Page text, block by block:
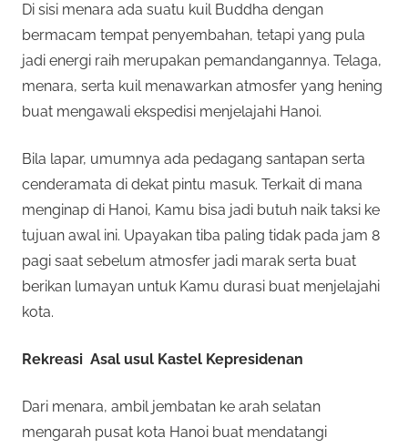
Di sisi menara ada suatu kuil Buddha dengan
bermacam tempat penyembahan, tetapi yang pula
jadi energi raih merupakan pemandangannya. Telaga,
menara, serta kuil menawarkan atmosfer yang hening
buat mengawali ekspedisi menjelajahi Hanoi.
Bila lapar, umumnya ada pedagang santapan serta
cenderamata di dekat pintu masuk. Terkait di mana
menginap di Hanoi, Kamu bisa jadi butuh naik taksi ke
tujuan awal ini. Upayakan tiba paling tidak pada jam 8
pagi saat sebelum atmosfer jadi marak serta buat
berikan lumayan untuk Kamu durasi buat menjelajahi
kota.
Rekreasi Asal usul Kastel Kepresidenan
Dari menara, ambil jembatan ke arah selatan
mengarah pusat kota Hanoi buat mendatangi